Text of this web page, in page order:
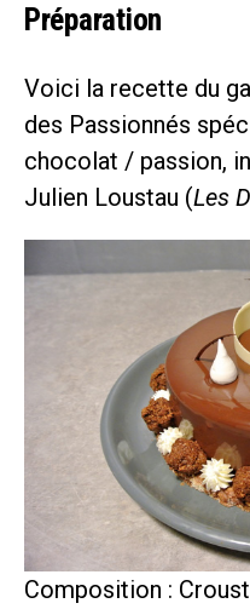
Préparation
Voici la recette du
des Passionnés
chocolat / passion,
Julien Loustau (Les
Composition :